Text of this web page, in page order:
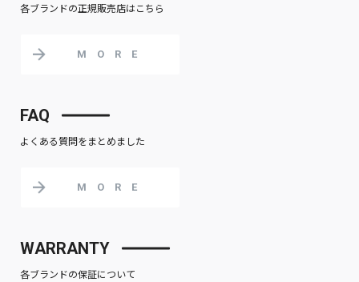
各ブランドの正規販売店はこちら
MORE
FAQ
よくある質問をまとめました
MORE
WARRANTY
各ブランドの保証について